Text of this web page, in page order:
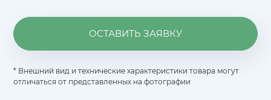
ОСТАВИТЬ ЗАЯВКУ
* Внешний вид и технические характеристики товара могут
отличаться от представленных на фотографии